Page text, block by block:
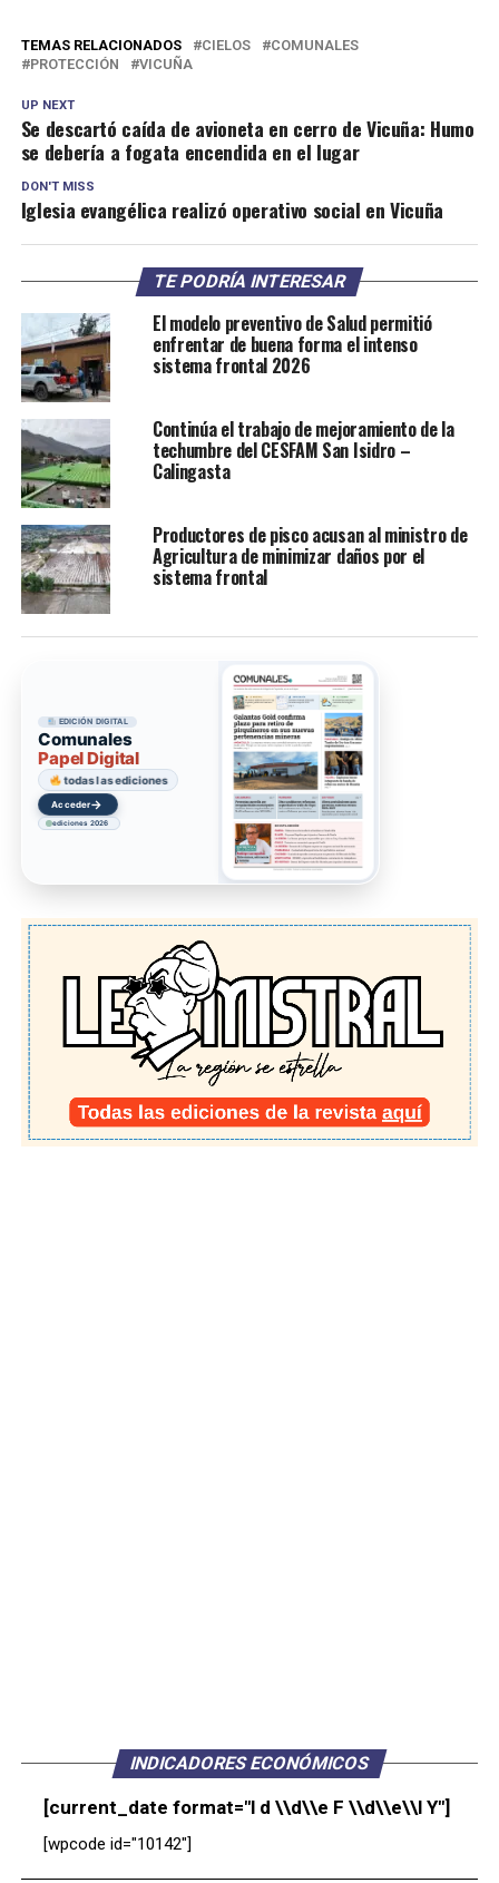
TEMAS RELACIONADOS CIELOS
COMUNALES
PROTECCIÓN
VICUÑA
UP NEXT
Se descartó caída de avioneta en cerro de Vicuña: Humo
se debería a fogata encendida en el lugar
DON'T MISS
Iglesia evangélica realizó operativo social en Vicuña
TE PODRÍA INTERESAR
El modelo preventivo de Salud permitió
enfrentar de buena forma el intenso
sistema frontal 2026
Continúa el trabajo de mejoramiento de la
techumbre del CESFAM San Isidro –
Calingasta
Productores de pisco acusan al ministro de
Agricultura de minimizar daños por el
sistema frontal
EDICIÓN DIGITAL
Comunales
Papel Digital
todas las ediciones
Acceder→
ediciones 2026
INDICADORES ECONÓMICOS
[current_date format="l d \\d\\e F \\d\\e\\l Y"]
[wpcode id="10142"]